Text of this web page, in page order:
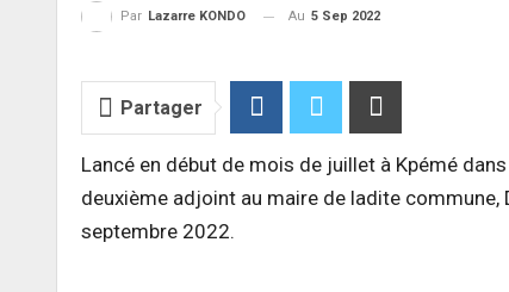
Par Lazarre KONDO Au 5 Sep 2022
Partager
Lancé en début de mois de juillet à Kpémé
deuxième adjoint au maire de ladite commune,
septembre 2022.